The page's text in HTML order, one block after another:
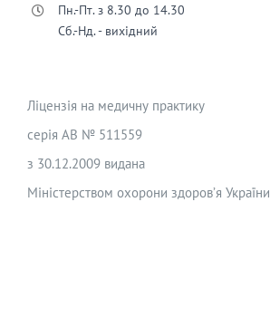
Пн.-Пт. з 8.30 до 14.30
Сб.-Нд. - вихідний
Ліцензія на медичну практику
серія АВ № 511559
з 30.12.2009 видана
Міністерством охорони здоров’я України